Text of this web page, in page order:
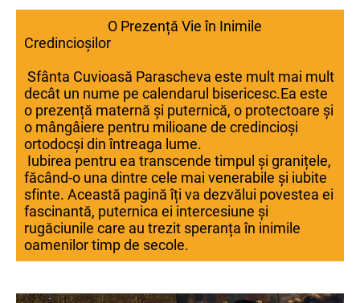
O Prezență Vie în Inimile
Credincioșilor
Sfânta Cuvioasă Parascheva este mult mai mult
decât un nume pe calendarul bisericesc.Ea este
o prezență maternă și puternică, o protectoare și
o mângâiere pentru milioane de credincioși
ortodocși din întreaga lume.
Iubirea pentru ea transcende timpul și granițele,
făcând-o una dintre cele mai venerabile și iubite
sfinte. Această pagină îți va dezvălui povestea ei
fascinantă, puternica ei intercesiune și
rugăciunile care au trezit speranța în inimile
oamenilor timp de secole.